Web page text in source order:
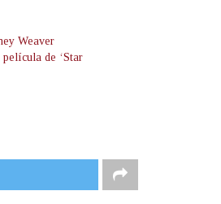
Weaver
de ‘Star